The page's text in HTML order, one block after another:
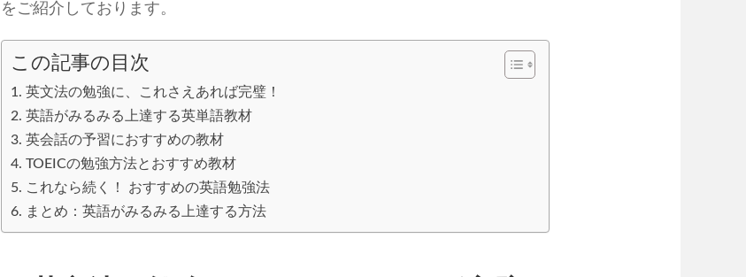
をご紹介しております。
この記事の目次
1. 英文法の勉強に、これさえあれば完璧！
2. 英語がみるみる上達する英単語教材
3. 英会話の予習におすすめの教材
4. TOEICの勉強方法とおすすめ教材
5. これなら続く！ おすすめの英語勉強法
6. まとめ：英語がみるみる上達する方法